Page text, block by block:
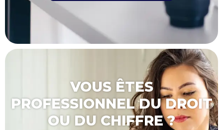
VOUS ÊTES
PROFESSIONNEL DU DROIT
OU DU CHIFFRE ?